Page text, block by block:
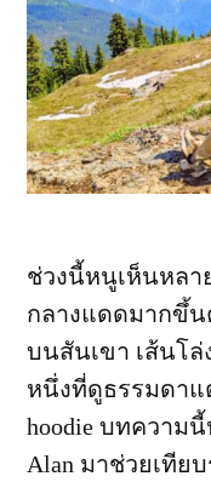
ไ
ท
เ
ท
ช่วงนี้หนูเห็นหลา
กลางแดดมากขึ้น
บนสันเขา เส้นโ
หนึ่งที่ดูธรรมดาแ
hoodie บทความ
Alan มาช่วยเทีย